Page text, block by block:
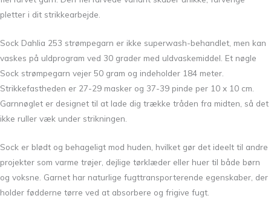
pletter i dit strikkearbejde.
Sock Dahlia 253 strømpegarn er ikke superwash-behandlet, men kan
vaskes på uldprogram ved 30 grader med uldvaskemiddel. Et nøgle
Sock strømpegarn vejer 50 gram og indeholder 184 meter.
Strikkefastheden er 27-29 masker og 37-39 pinde per 10 x 10 cm.
Garnnøglet er designet til at lade dig trække tråden fra midten, så det
ikke ruller væk under strikningen.
Sock er blødt og behageligt mod huden, hvilket gør det ideelt til andre
projekter som varme trøjer, dejlige tørklæder eller huer til både børn
og voksne. Garnet har naturlige fugttransporterende egenskaber, der
holder fødderne tørre ved at absorbere og frigive fugt.